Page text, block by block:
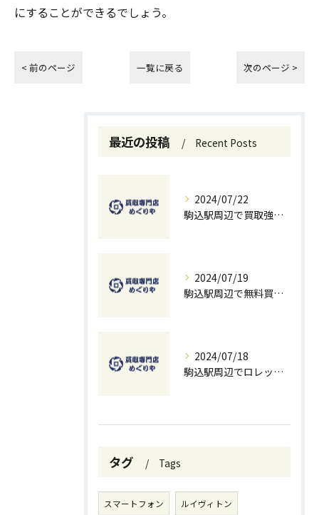
にすることができるでしょう。
< 前のページ 一覧に戻る 次のページ >
最近の投稿 Recent Posts
2024/07/22
駒込駅周辺で買取強化中！お得に売るための秘訣
2024/07/19
駒込駅周辺で無料買取を試すチャンス！ベストな方法とコツ
2024/07/18
駒込駅周辺でロレックスを高価買取する方法と無料査定のコツ
タグ Tags
スマートフォン ルイヴィトン